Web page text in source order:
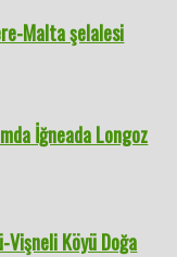
Malta şelalesi
İğneada Longoz
Köyü Doğa